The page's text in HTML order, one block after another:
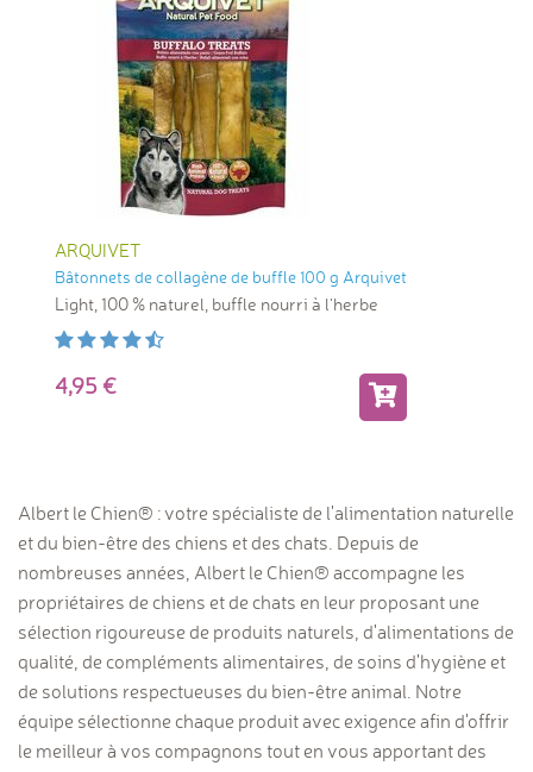
ARQUIVET
Bâtonnets de collagène de buffle 100 g Arquivet
Light, 100 % naturel, buffle nourri à l'herbe
4,95
Albert le Chien® : votre spécialiste de l'alimentation naturelle
et du bien-être des chiens et des chats. Depuis de
nombreuses années, Albert le Chien® accompagne les
propriétaires de chiens et de chats en leur proposant une
sélection rigoureuse de produits naturels, d'alimentations de
qualité, de compléments alimentaires, de soins d'hygiène et
de solutions respectueuses du bien-être animal. Notre
équipe sélectionne chaque produit avec exigence afin d'offrir
le meilleur à vos compagnons tout en vous apportant des